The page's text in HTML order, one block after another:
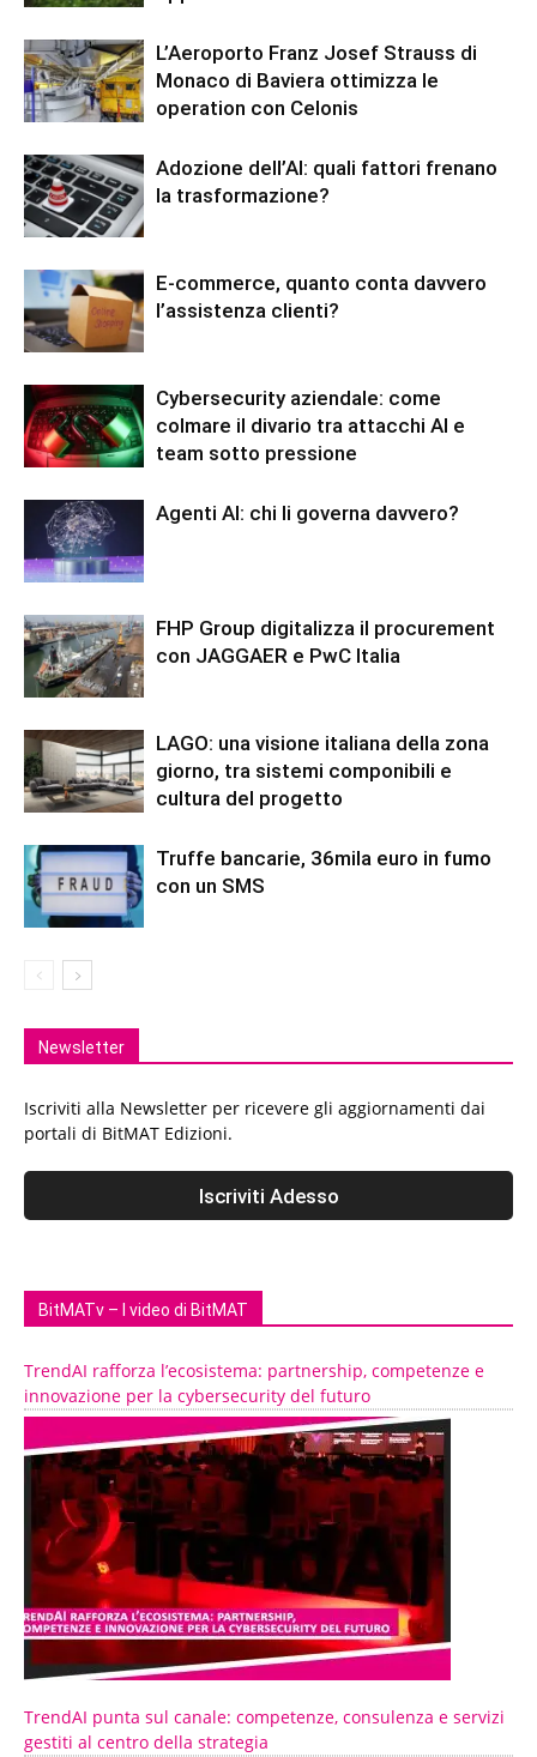
L’Aeroporto Franz Josef Strauss di
Monaco di Baviera ottimizza le
operation con Celonis
Adozione dell’AI: quali fattori frenano
la trasformazione?
E-commerce, quanto conta davvero
l’assistenza clienti?
Cybersecurity aziendale: come
colmare il divario tra attacchi AI e
team sotto pressione
Agenti AI: chi li governa davvero?
FHP Group digitalizza il procurement
con JAGGAER e PwC Italia
LAGO: una visione italiana della zona
giorno, tra sistemi componibili e
cultura del progetto
Truffe bancarie, 36mila euro in fumo
con un SMS
Newsletter
Iscriviti alla Newsletter per ricevere gli aggiornamenti dai
portali di BitMAT Edizioni.
BitMATv – I video di BitMAT
TrendAI rafforza l’ecosistema: partnership, competenze e
innovazione per la cybersecurity del futuro
TrendAI punta sul canale: competenze, consulenza e servizi
gestiti al centro della strategia